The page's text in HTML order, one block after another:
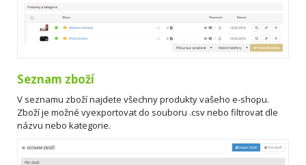
Seznam zboží
V seznamu zboží najdete všechny produkty vašeho e-shopu.
Zboží je možné vyexportovat do souboru .csv nebo filtrovat dle
názvu nebo kategorie.